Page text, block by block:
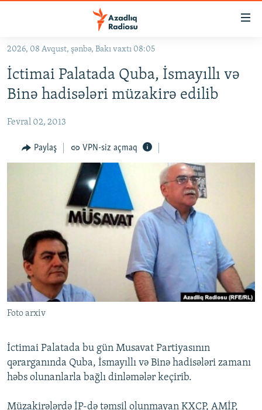
Əsas
qayıt
Əsas
qayıt
#ƏSLINDƏ
FƏRQƏ BAX
QANUNI DOĞRU
MULTIMEDIA
VIDEO
FOTOQALEREYA
İNFOQRAFIKA
KARIKATURA
RADIO ARXIV
OXU ZALI
AZƏRBAYCAN ƏDƏBIYYATI KITABXANASI
İSLAM VƏ DEMOKRATIYA
İZ - MƏDƏNIYYƏT PROQRAMI
HAQQIMIZDA
MISSIYAMIZ
PEŞƏ ETIKASI VƏ JURNALISTIKA STANDARTLARIMIZ
MATERIALLARIMIZDAN ISTIFADƏ
BIZIMLƏ ƏLAQƏ
XƏBƏR BÜLLETENLƏRIMIZ
BIZI IZLƏ
2026, 08 Avqust, şənbə, Bakı vaxtı 08:05
İctimai Palatada Quba, İsmayıllı və
Binə hadisələri müzakirə edilib
Fevral 02, 2013
Paylaş VPN-siz açmaq
Foto arxiv
İctimai Palatada bu gün Musavat Partiyasının
qərarganında Quba, İsmayıllı və Binə hadisələri zamanı
həbs olunanlarla bağlı dinləmələr keçirib.
Müzakirələrdə İP-də təmsil olunmayan KXCP, AMİP,